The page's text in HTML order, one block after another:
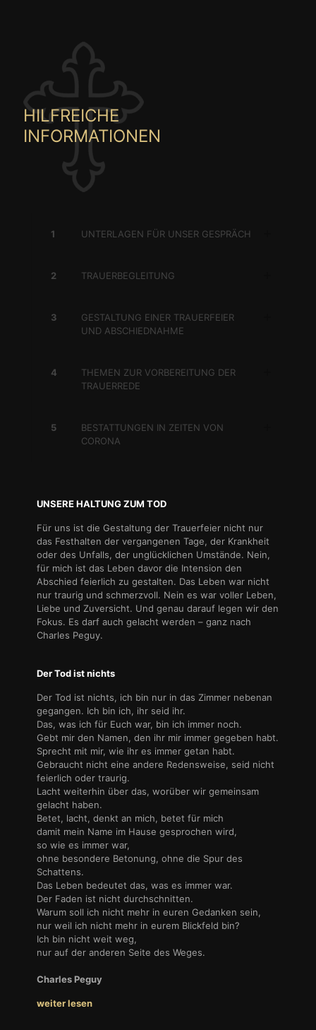
HILFREICHE
INFORMATIONEN
1 UNTERLAGEN FÜR UNSER GESPRÄCH
2 TRAUERBEGLEITUNG
3
GESTALTUNG EINER TRAUERFEIER
UND ABSCHIEDNAHME
4
THEMEN ZUR VORBEREITUNG DER
TRAUERREDE
5
BESTATTUNGEN IN ZEITEN VON
CORONA
UNSERE HALTUNG ZUM TOD
Für uns ist die Gestaltung der Trauerfeier nicht nur
das Festhalten der vergangenen Tage, der Krankheit
oder des Unfalls, der unglücklichen Umstände. Nein,
für mich ist das Leben davor die Intension den
Abschied feierlich zu gestalten. Das Leben war nicht
nur traurig und schmerzvoll. Nein es war voller Leben,
Liebe und Zuversicht. Und genau darauf legen wir den
Fokus. Es darf auch gelacht werden – ganz nach
Charles Peguy.
Der Tod ist nichts
Der Tod ist nichts, ich bin nur in das Zimmer nebenan
gegangen. Ich bin ich, ihr seid ihr.
Das, was ich für Euch war, bin ich immer noch.
Gebt mir den Namen, den ihr mir immer gegeben habt.
Sprecht mit mir, wie ihr es immer getan habt.
Gebraucht nicht eine andere Redensweise, seid nicht
feierlich oder traurig.
Lacht weiterhin über das, worüber wir gemeinsam
gelacht haben.
Betet, lacht, denkt an mich, betet für mich
damit mein Name im Hause gesprochen wird,
so wie es immer war,
ohne besondere Betonung, ohne die Spur des
Schattens.
Das Leben bedeutet das, was es immer war.
Der Faden ist nicht durchschnitten.
Warum soll ich nicht mehr in euren Gedanken sein,
nur weil ich nicht mehr in eurem Blickfeld bin?
Ich bin nicht weit weg,
nur auf der anderen Seite des Weges.
Charles Peguy
weiter lesen